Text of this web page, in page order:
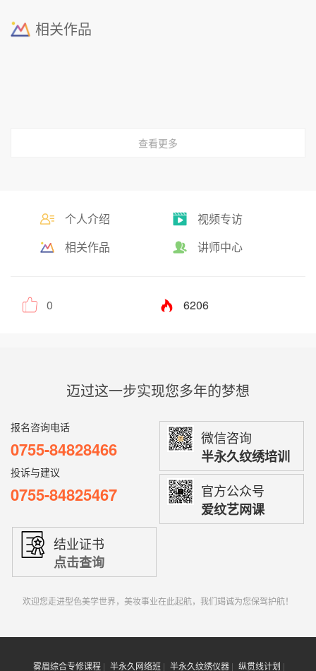
相关作品
查看更多
个人介绍
视频专访
相关作品
讲师中心
0 6206
迈过这一步实现您多年的梦想
报名咨询电话
0755-84828466
投诉与建议
0755-84825467
微信咨询
半永久纹绣培训
官方公众号
爱纹艺网课
结业证书
点击查询
欢迎您走进型色美学世界，美妆事业在此起航，我们竭诚为您保驾护航！
雾眉综合专修课程 半永久网络班 半永久纹绣仪器 纵贯线计划